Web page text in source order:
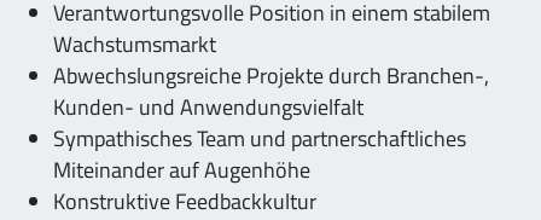
Verantwortungsvolle Position in einem stabilem
Wachstumsmarkt
Abwechslungsreiche Projekte durch Branchen-,
Kunden- und Anwendungsvielfalt
Sympathisches Team und partnerschaftliches
Miteinander auf Augenhöhe
Konstruktive Feedbackkultur